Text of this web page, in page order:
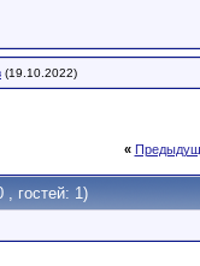
(19.10.2022)
«
, гостей: 1)